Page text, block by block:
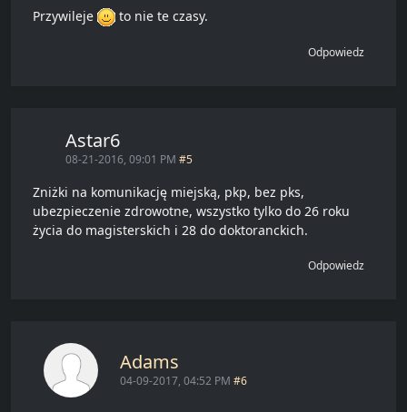
Przywileje to nie te czasy.
Odpowiedz
Astar6
08-21-2016, 09:01 PM #5
Zniżki na komunikację miejską, pkp, bez pks,
ubezpieczenie zdrowotne, wszystko tylko do 26 roku
życia do magisterskich i 28 do doktoranckich.
Odpowiedz
Adams
04-09-2017, 04:52 PM #6